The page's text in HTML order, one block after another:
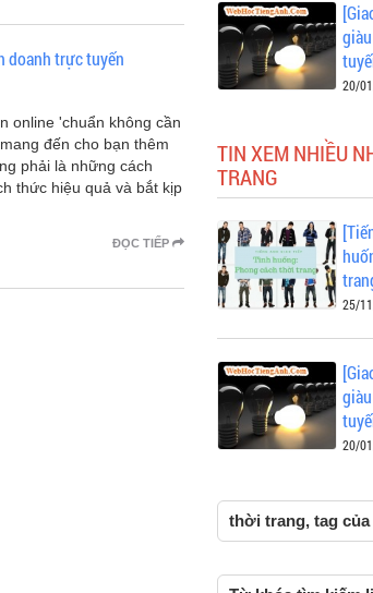
doanh trực tuyến
online 'chuẩn không cần
đến cho bạn thêm
phải là những cách
thức hiệu quả và bắt kịp
ĐỌC TIẾP
20/
TIN XEM NHIỀU
TRANG
25/
20/
thời trang, tag của